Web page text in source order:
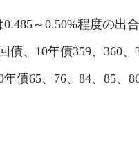
～0.50%程度の出
債、10年債359、360
年債65、76、84、85、